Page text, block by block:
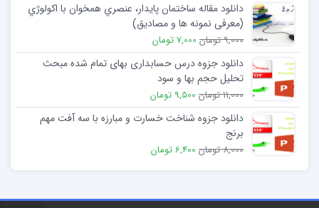
دانلود مقاله ساختمان پایدار، عنصري همخوان با اکولوژي
(معرفی نمونه ها و مصادیق)
9,000 تومان 7,000 تومان
دانلود جزوه درس حسابداری بهای تمام شده مبحث
تحلیل حجم بها و سود
11,000 تومان 9,500 تومان
دانلود جزوه شناخت خسارت و مبارزه با سه آفت مهم
برنج
8,000 تومان 6,400 تومان